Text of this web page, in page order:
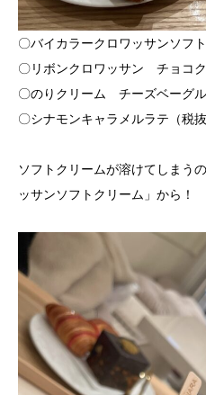
〇バイカラークロワッサンソフ
〇リボンクロワッサン チョコク
〇のりクリーム チーズベーグル
〇シナモンキャラメルラテ（税抜
ソフトクリームが溶けてしまう
ッサンソフトクリーム」から！